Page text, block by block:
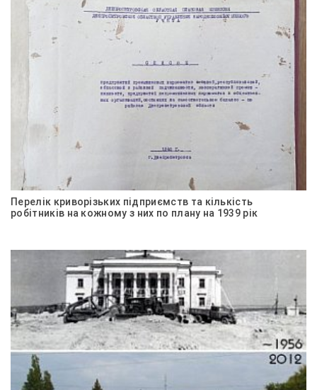
Перелік криворізьких підприємств та кількість
робітників на кожному з них по плану на 1939 рік